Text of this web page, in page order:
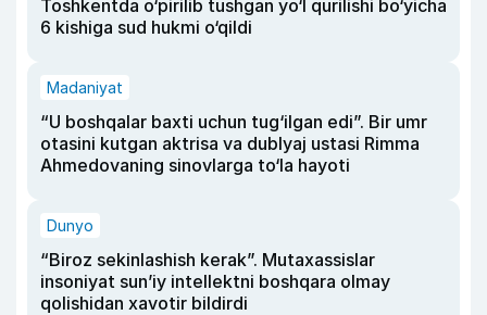
Toshkentda o‘pirilib tushgan yo‘l qurilishi bo‘yicha
6 kishiga sud hukmi o‘qildi
Madaniyat
“U boshqalar baxti uchun tug‘ilgan edi”. Bir umr
otasini kutgan aktrisa va dublyaj ustasi Rimma
Ahmedovaning sinovlarga to‘la hayoti
Dunyo
“Biroz sekinlashish kerak”. Mutaxassislar
insoniyat sun’iy intellektni boshqara olmay
qolishidan xavotir bildirdi